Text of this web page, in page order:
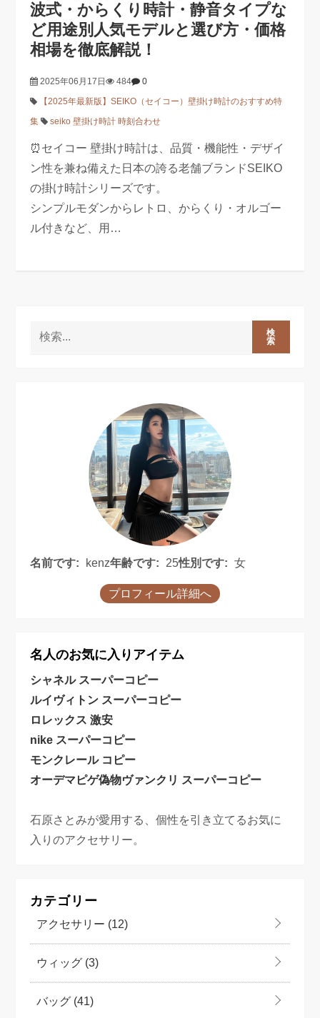
波式・からくり時計・静音タイプな
ど用途別人気モデルと選び方・価格
相場を徹底解説！
2025年06月17日 484
0
【2025年最新版】SEIKO（セイコー）壁掛け時計のおすすめ特
集
seiko 壁掛け時計 時刻合わせ
⏰セイコー 壁掛け時計は、品質・機能性・デザイ
ン性を兼ね備えた日本の誇る老舗ブランドSEIKO
の掛け時計シリーズです。
シンプルモダンからレトロ、からくり・オルゴー
ル付きなど、用…
検
索
名前です: kenz年齢です: 25性別です: 女
プロフィール詳細へ
名人のお気に入りアイテム
シャネル スーパーコピー
ルイヴィトン スーパーコピー
ロレックス 激安
nike スーパーコピー
モンクレール コピー
オーデマピゲ偽物ヴァンクリ スーパーコピー
石原さとみが愛用する、個性を引き立てるお気に
入りのアクセサリー。
カテゴリー
アクセサリー (12)
ウィッグ (3)
バッグ (41)